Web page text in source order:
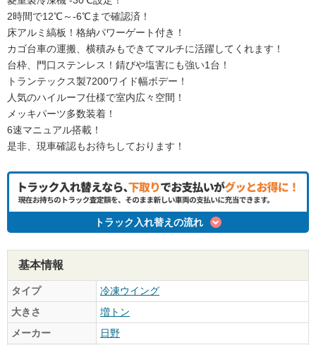
2時間で12℃～-6℃まで確認済！
床アルミ縞板！格納パワーゲート付き！
カゴ台車の運搬、横積みもできてマルチに活躍してくれます！
台枠、門口ステンレス！錆びや塩害にも強い1台！
トランテックス製7200ワイド幅ボデー！
人気のハイルーフ仕様で室内広々空間！
メッキパーツ多数装着！
6速マニュアル搭載！
是非、現車確認もお待ちしております！
トラック入れ替えの流れ
基本情報
タイプ
冷凍ウイング
大きさ
増トン
メーカー
日野